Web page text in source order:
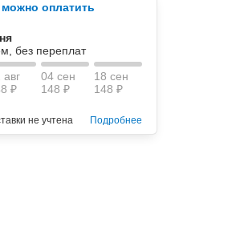
оплатить
без переплат
авг
₽
04 сен
148 ₽
18 сен
148 ₽
не учтена Подробнее